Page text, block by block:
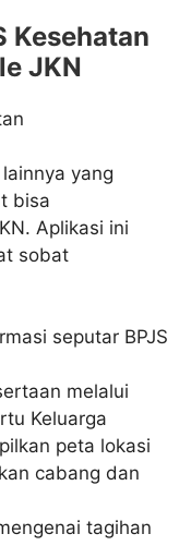
Kesehatan
JKN
yang
bisa
Aplikasi ini
sobat
seputar BPJS
melalui
Keluarga
peta lokasi
cabang dan
tagihan